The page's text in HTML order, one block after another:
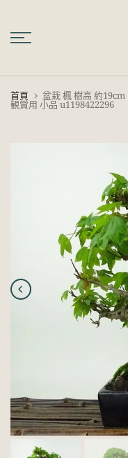
至
內
首頁 盆栽 楓 樹高 約
観賞用 小品 u1198422296